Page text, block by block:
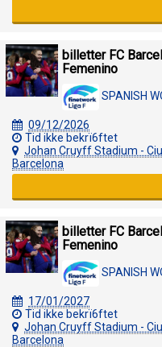
billetter FC
Femenino
SPANISH
09/12/2026
Tid ikke bekrï6ftet
Johan Cruyff Stadium -
Barcelona
billetter FC
Femenino
SPANISH
17/01/2027
Tid ikke bekrï6ftet
Johan Cruyff Stadium -
Barcelona